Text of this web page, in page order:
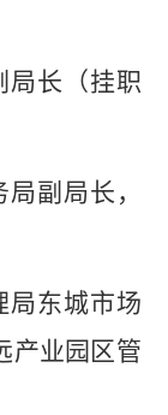
局长（挂职
副局长，
局东城市场
产业园区管